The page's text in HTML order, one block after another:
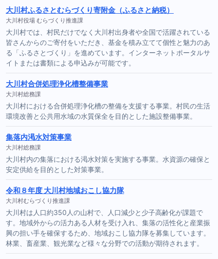
大川村ふるさとむらづくり寄附金（ふるさと納税）
大川村役場 むらづくり推進課
大川村では、村民だけでなく大川村出身者や全国で活躍されている
皆さんからのご寄付をいただき、基金を積み立てて個性と魅力のあ
る「ふるさとづくり」を進めています。インターネットポータルサ
イトまたは書類による申込みが可能です。
大川村合併処理浄化槽整備事業
大川村総務課
大川村における合併処理浄化槽の整備を支援する事業。村民の生活
環境改善と公共用水域の水質保全を目的とした施設整備事業。
集落内渇水対策事業
大川村総務課
大川村内の集落における渇水対策を実施する事業。水資源の確保と
安定供給を目的とした対策事業。
令和８年度 大川村地域おこし協力隊
大川村むらづくり推進課
大川村は人口約350人の山村で、人口減少と少子高齢化が課題で
す。地域外からの活力ある人材を受け入れ、集落の活性化と産業振
興の担い手を確保するため、地域おこし協力隊を募集しています。
林業、畜産業、観光業など様々な分野での活動が期待されます。